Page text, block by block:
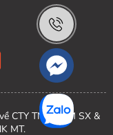
CTY TNHH TM SX &
MT.